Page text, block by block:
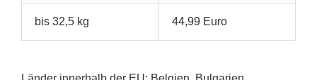
bis 32,5 kg 44,99 Euro